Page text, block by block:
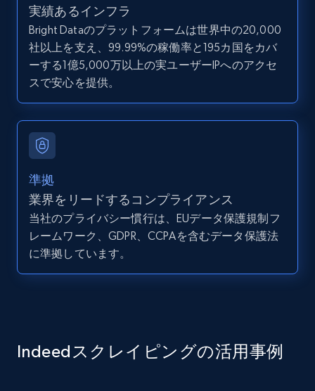
Youtube - Videos posts - Collect YouTube
posts by hashtags
URL, Title, Youtuber, Youtuber md5, Video url,
Video length, Likes, Views, and more.
Youtube - Videos posts - Discovery records
by Explore page URL
URL, Title, Youtuber, Youtuber md5, Video url,
Video length, Likes, Views, and more.
Youtube - Videos posts - Discovery videos
実績あるインフラ
Bright Dataのプラットフォームは世界中の20,000
社以上を支え、99.99%の稼働率と195カ国をカバ
ーする1億5,000万以上の実ユーザーIPへのアクセ
スで安心を提供。
準拠
業界をリードするコンプライアンス
当社のプライバシー慣行は、EUデータ保護規制フ
レームワーク、GDPR、CCPAを含むデータ保護法
に準拠しています。
Indeedスクレイピングの活用事例